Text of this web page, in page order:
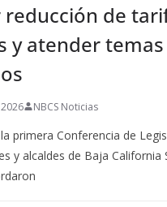
de
y atender temas
NBCS Noticias
primera Conferencia de
y alcaldes de Baja California